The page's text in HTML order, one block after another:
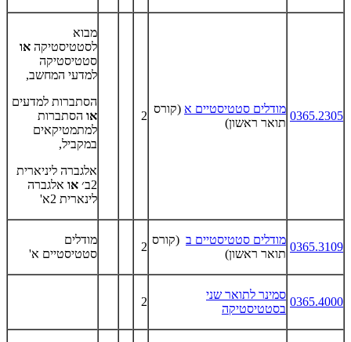
0365.2305
מודלים סטטיסטיים א (קורס
תואר ראשון)
2
מבוא
לסטטיסטיקה או
סטטיסטיקה
למדעי המחשב,
הסתברות למדעים
או הסתברות
למתמטיקאים
במקביל,
אלגברה ליניארית
2ב׳
או אלגברה
לינארית 2א'
0365.3109
מודלים סטטיסטיים ב (קורס
תואר ראשון)
2
מודלים
סטטיסטיים א'
0365.4000
סמינר לתואר שני
בסטטיסטיקה
2